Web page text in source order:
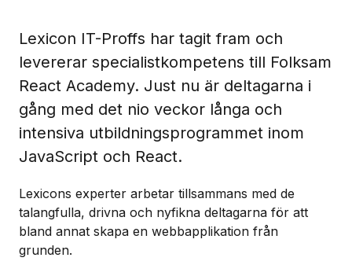
Lexicon IT-Proffs har tagit fram och
levererar specialistkompetens till Folksam
React Academy. Just nu är deltagarna i
gång med det nio veckor långa och
intensiva utbildningsprogrammet inom
JavaScript och React.
Lexicons experter arbetar tillsammans med de
talangfulla, drivna och nyfikna deltagarna för att
bland annat skapa en webbapplikation från
grunden.